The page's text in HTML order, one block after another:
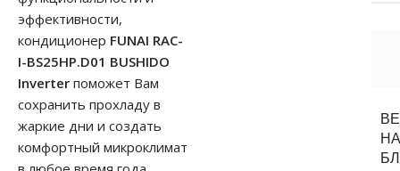
эффективности,
кондиционер FUNAI RAC-
I-BS25HP.D01 BUSHIDO
Inverter поможет Вам
сохранить прохладу в
жаркие дни и создать
комфортный микроклимат